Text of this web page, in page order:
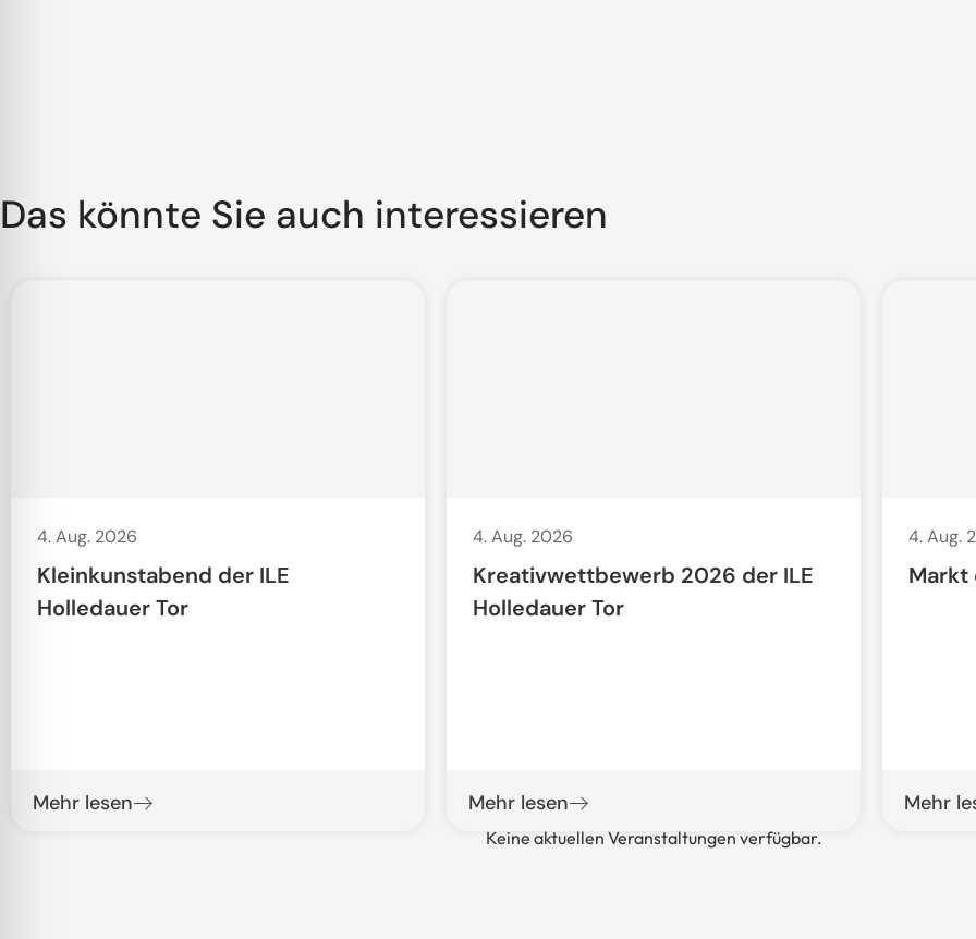
Das könnte Sie auch interessieren
4. Aug. 2026
Kleinkunstabend der ILE
Holledauer Tor
Mehr lesen
4. Aug. 2026
Kreativwettbewerb 2026 der ILE
Holledauer Tor
Mehr lesen
4. Aug.
Markt
Mehr
Keine aktuellen Veranstaltungen verfügbar.